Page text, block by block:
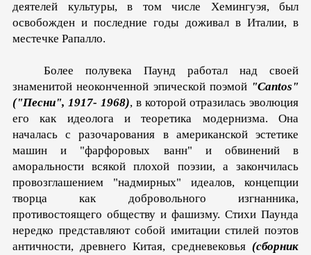
деяте­лей культуры, в том числе Хемингуэя, был
освобожден и послед­ние годы доживал в Италии, в
местечке Рапалло.
Более полувека Паунд работал над своей
знаменитой не­оконченной эпической поэмой "Cantos"
("Песни", 1917- 1968), в которой отразилась эволюция
его как идеолога и теоретика модернизма. Она
началась с разочарования в амери­канской эстетике
машин и "фарфоровых ванн" и обвинений в
аморальности всякой плохой поэзии, а закончилась
провоз­глашением "надмирных" идеалов, концепции
творца как доб­ровольного изгнанника,
противостоящего обществу и фашиз­му. Стихи Паунда
нередко представляют собой имитации стилей поэтов
античности, древнего Китая, средневековья (сборник